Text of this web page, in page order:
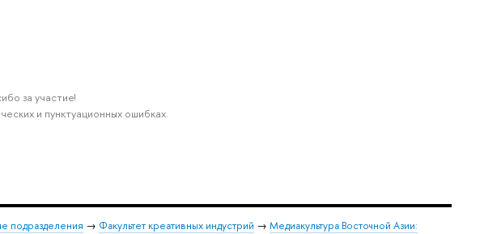
за участие!
и пунктуационных ошибках.
подразделения → Факультет креативных индустрий → Медиакультура Восточной Азии: